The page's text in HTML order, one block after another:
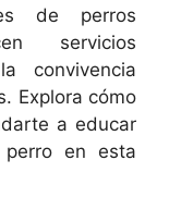
de perros
servicios
convivencia
Explora cómo
a educar
en esta